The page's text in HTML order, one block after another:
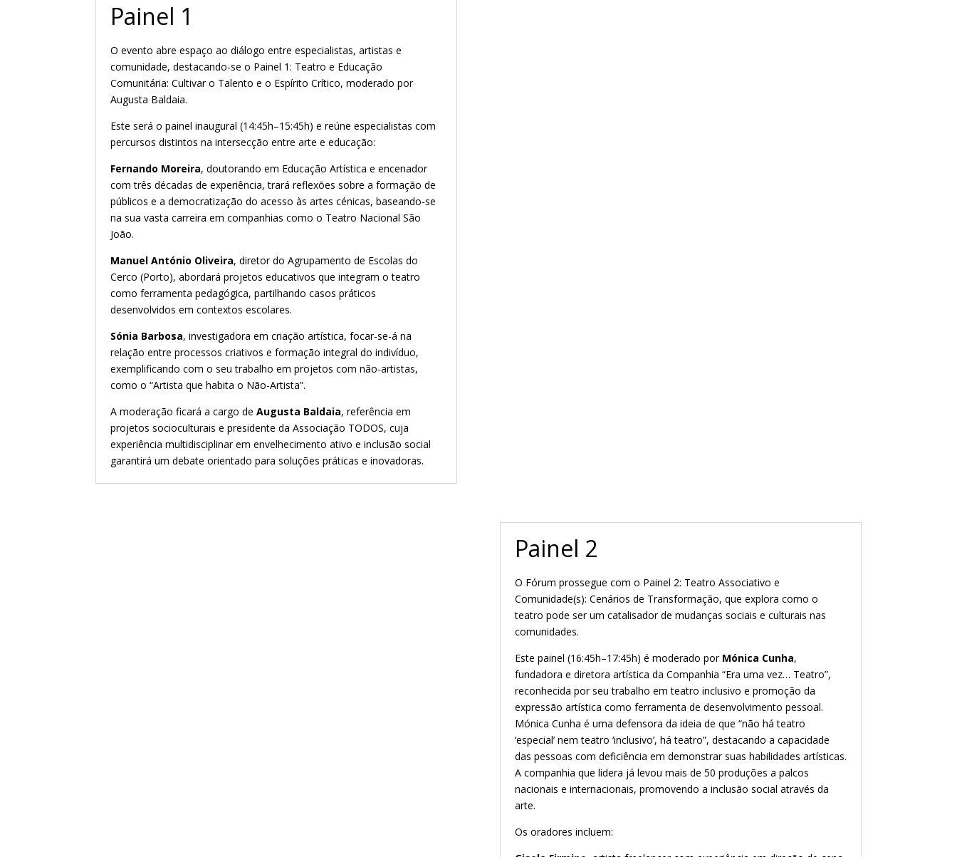
Painel 1
O evento abre espaço ao diálogo entre especialistas, artistas e
comunidade, destacando-se o Painel 1: Teatro e Educação
Comunitária: Cultivar o Talento e o Espírito Crítico, moderado por
Augusta Baldaia.
Este será o painel inaugural (14:45h–15:45h) e reúne especialistas com
percursos distintos na intersecção entre arte e educação:
Fernando Moreira, doutorando em Educação Artística e encenador
com três décadas de experiência, trará reflexões sobre a formação de
públicos e a democratização do acesso às artes cénicas, baseando-se
na sua vasta carreira em companhias como o Teatro Nacional São
João.
Manuel António Oliveira, diretor do Agrupamento de Escolas do
Cerco (Porto), abordará projetos educativos que integram o teatro
como ferramenta pedagógica, partilhando casos práticos
desenvolvidos em contextos escolares.
Sónia Barbosa, investigadora em criação artística, focar-se-á na
relação entre processos criativos e formação integral do indivíduo,
exemplificando com o seu trabalho em projetos com não-artistas,
como o “Artista que habita o Não-Artista”.
A moderação ficará a cargo deAugusta Baldaia, referência em
projetos socioculturais e presidente da Associação TODOS, cuja
experiência multidisciplinar em envelhecimento ativo e inclusão social
garantirá um debate orientado para soluções práticas e inovadoras.
Painel 2
O Fórum prossegue com o Painel 2: Teatro Associativo e
Comunidade(s): Cenários de Transformação, que explora como o
teatro pode ser um catalisador de mudanças sociais e culturais nas
comunidades.
Este painel (16:45h–17:45h) é moderado por Mónica Cunha,
fundadora e diretora artística da Companhia “Era uma vez… Teatro”,
reconhecida por seu trabalho em teatro inclusivo e promoção da
expressão artística como ferramenta de desenvolvimento pessoal.
Mónica Cunha é uma defensora da ideia de que “não há teatro
‘especial’ nem teatro ‘inclusivo’, há teatro”, destacando a capacidade
das pessoas com deficiência em demonstrar suas habilidades artísticas.
A companhia que lidera já levou mais de 50 produções a palcos
nacionais e internacionais, promovendo a inclusão social através da
arte.
Os oradores incluem: